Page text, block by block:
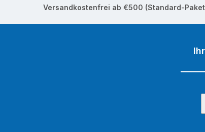
Versandkostenfrei ab €500 (Standard-Paket